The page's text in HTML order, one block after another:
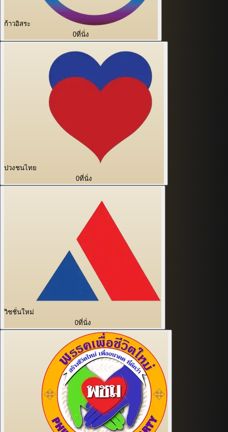
ก้าวอิสระ
0ที่นั่ง
ปวงชนไทย
0ที่นั่ง
วิชชั่นใหม่
0ที่นั่ง